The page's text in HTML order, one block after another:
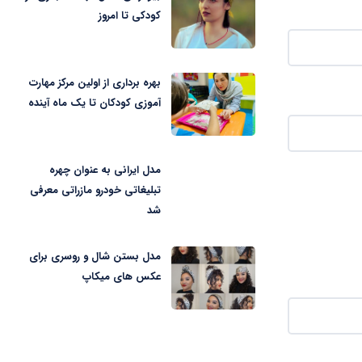
کودکی تا امروز
بهره برداری از اولین مرکز مهارت
آموزی کودکان تا یک ماه آینده
مدل ایرانی به عنوان چهره
تبلیغاتی خودرو مازراتی معرفی
شد
مدل بستن شال و روسری برای
عکس های میکاپ